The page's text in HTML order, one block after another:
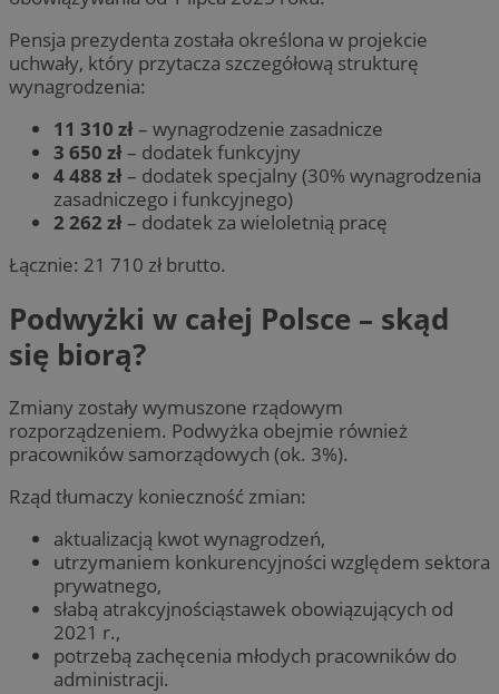
Pensja prezydenta została określona w projekcie
uchwały, który przytacza szczegółową strukturę
wynagrodzenia:
11 310 zł– wynagrodzenie zasadnicze
3 650 zł– dodatek funkcyjny
4 488 zł– dodatek specjalny (30% wynagrodzenia
zasadniczego i funkcyjnego)
2 262 zł– dodatek za wieloletnią pracę
Łącznie: 21 710 zł brutto.
Podwyżki w całej Polsce – skąd
się biorą?
Zmiany zostały wymuszone rządowym
rozporządzeniem. Podwyżka obejmie również
pracowników samorządowych (ok. 3%).
Rząd tłumaczy konieczność zmian:
aktualizacją kwot wynagrodzeń,
utrzymaniem konkurencyjności względem sektora
prywatnego,
słabą atrakcyjnościąstawek obowiązujących od
2021 r.,
potrzebą zachęcenia młodych pracowników do
administracji.